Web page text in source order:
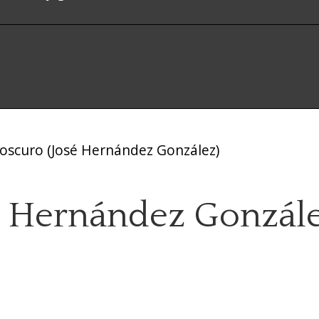
(José Hernández González)